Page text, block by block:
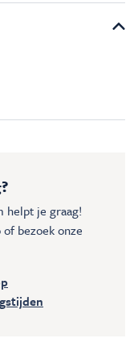
helpt je graag!
bezoek onze